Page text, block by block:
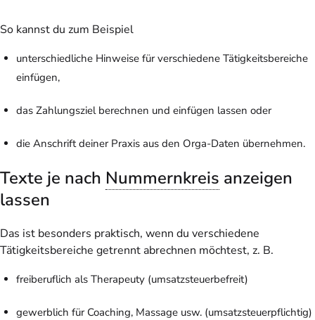
So kannst du zum Beispiel
unterschiedliche Hinweise für verschiedene Tätigkeitsbereiche
einfügen,
das Zahlungsziel berechnen und einfügen lassen oder
die Anschrift deiner Praxis aus den Orga-Daten übernehmen.
Texte je nach Nummernkreis anzeigen
lassen
Das ist besonders praktisch, wenn du verschiedene
Tätigkeitsbereiche getrennt abrechnen möchtest, z. B.
freiberuflich als Therapeuty (umsatzsteuerbefreit)
gewerblich für Coaching, Massage usw. (umsatzsteuerpflichtig)